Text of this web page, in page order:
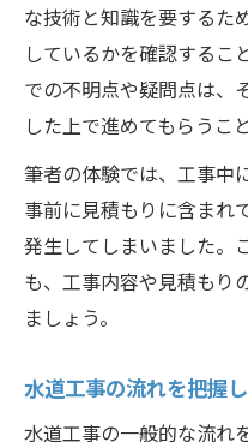
な技術と知識を要するた
しているかを確認するこ
での不明点や疑問点は、
した上で進めてもらうこ
筆者の体験では、工事中
事前に見積もりに含まれ
発生してしまいました。
も、工事内容や見積もり
ましょう。
水道工事の流れを把握
水道工事の一般的な流れ